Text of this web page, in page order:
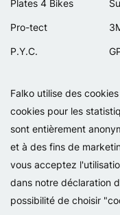
Falko utilise des
cookies pour les
sont entièrement
et à des fins de
vous acceptez
dans notre déclaration
possibilité de choisir
Plates 4 Bikes
Pro-tect
P.Y.C.
Selle Orient
Simpla